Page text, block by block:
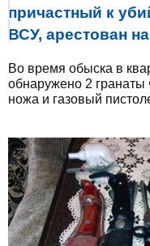
причастный к
ВСУ, арестован
Во время обыска в
обнаружено 2
ножа и газовый